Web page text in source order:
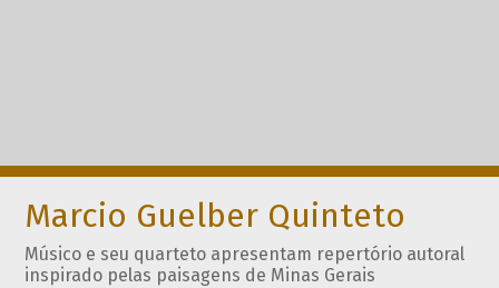
Marcio Guelber Quinteto
Músico e seu quarteto apresentam repertório autoral
inspirado pelas paisagens de Minas Gerais